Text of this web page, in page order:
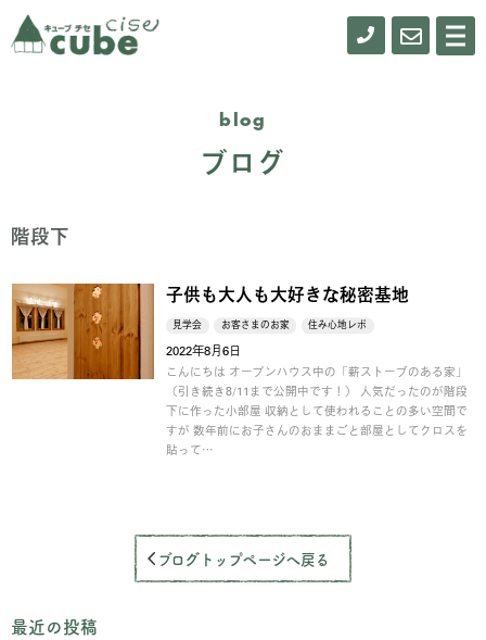
メ
ニ
0155- お
blog
ブログ
階段下
子供も大人も大好きな秘密基地
見学会 お客さまのお家 住み心地レポ
2022年8月6日
こんにちは オープンハウス中の「薪ストーブのある家」
（引き続き8/11まで公開中です！） 人気だったのが階段
下に作った小部屋 収納として使われることの多い空間で
すが 数年前にお子さんのおままごと部屋としてクロスを
貼って…
ブログトップページへ戻る
最近の投稿